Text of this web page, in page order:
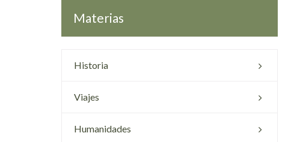
Materias
Historia
Viajes
Humanidades